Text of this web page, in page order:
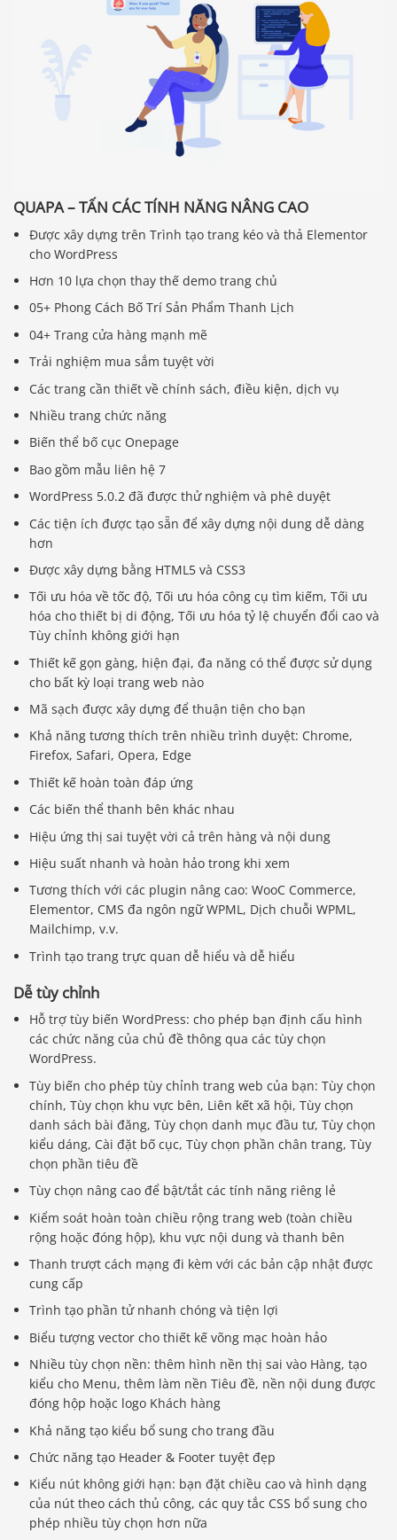
QUAPA – TẤN CÁC TÍNH NĂNG NÂNG CAO
Được xây dựng trên Trình tạo trang kéo và thả Elementor
cho WordPress
Hơn 10 lựa chọn thay thế demo trang chủ
05+ Phong Cách Bố Trí Sản Phẩm Thanh Lịch
04+ Trang cửa hàng mạnh mẽ
Trải nghiệm mua sắm tuyệt vời
Các trang cần thiết về chính sách, điều kiện, dịch vụ
Nhiều trang chức năng
Biến thể bố cục Onepage
Bao gồm mẫu liên hệ 7
WordPress 5.0.2 đã được thử nghiệm và phê duyệt
Các tiện ích được tạo sẵn để xây dựng nội dung dễ dàng
hơn
Được xây dựng bằng HTML5 và CSS3
Tối ưu hóa về tốc độ, Tối ưu hóa công cụ tìm kiếm, Tối ưu
hóa cho thiết bị di động, Tối ưu hóa tỷ lệ chuyển đổi cao và
Tùy chỉnh không giới hạn
Thiết kế gọn gàng, hiện đại, đa năng có thể được sử dụng
cho bất kỳ loại trang web nào
Mã sạch được xây dựng để thuận tiện cho bạn
Khả năng tương thích trên nhiều trình duyệt: Chrome,
Firefox, Safari, Opera, Edge
Thiết kế hoàn toàn đáp ứng
Các biến thể thanh bên khác nhau
Hiệu ứng thị sai tuyệt vời cả trên hàng và nội dung
Hiệu suất nhanh và hoàn hảo trong khi xem
Tương thích với các plugin nâng cao: WooC Commerce,
Elementor, CMS đa ngôn ngữ WPML, Dịch chuỗi WPML,
Mailchimp, v.v.
Trình tạo trang trực quan dễ hiểu và dễ hiểu
Dễ tùy chỉnh
Hỗ trợ tùy biến WordPress: cho phép bạn định cấu hình
các chức năng của chủ đề thông qua các tùy chọn
WordPress.
Tùy biến cho phép tùy chỉnh trang web của bạn: Tùy chọn
chính, Tùy chọn khu vực bên, Liên kết xã hội, Tùy chọn
danh sách bài đăng, Tùy chọn danh mục đầu tư, Tùy chọn
kiểu dáng, Cài đặt bố cục, Tùy chọn phần chân trang, Tùy
chọn phần tiêu đề
Tùy chọn nâng cao để bật/tắt các tính năng riêng lẻ
Kiểm soát hoàn toàn chiều rộng trang web (toàn chiều
rộng hoặc đóng hộp), khu vực nội dung và thanh bên
Thanh trượt cách mạng đi kèm với các bản cập nhật được
cung cấp
Trình tạo phần tử nhanh chóng và tiện lợi
Biểu tượng vector cho thiết kế võng mạc hoàn hảo
Nhiều tùy chọn nền: thêm hình nền thị sai vào Hàng, tạo
kiểu cho Menu, thêm làm nền Tiêu đề, nền nội dung được
đóng hộp hoặc logo Khách hàng
Khả năng tạo kiểu bổ sung cho trang đầu
Chức năng tạo Header & Footer tuyệt đẹp
Kiểu nút không giới hạn: bạn đặt chiều cao và hình dạng
của nút theo cách thủ công, các quy tắc CSS bổ sung cho
phép nhiều tùy chọn hơn nữa